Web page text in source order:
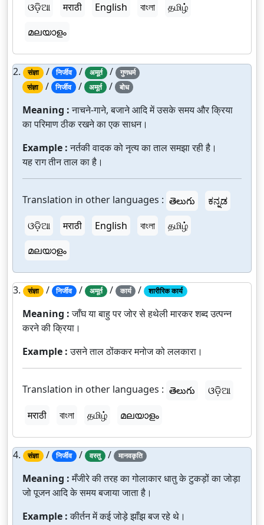
ଓଡ଼ିଆ
मराठी English বাংলা
தமிழ்
മലയാളം
2. संज्ञा / निर्जीव / अमूर्त /
गुणधर्म
संज्ञा / निर्जीव / अमूर्त / बोध
Meaning :नाचने-गाने, बजाने आदि में उसके समय और क्रिया
का परिमाण ठीक रखने का एक साधन।
Example :नर्तकी वादक को नृत्य का ताल समझा रही है।
यह राग तीन ताल का है।
Translation in other languages : తెలుగు
ಕನ್ನಡ
ଓଡ଼ିଆ
मराठी English বাংলা
தமிழ்
മലയാളം
3. संज्ञा / निर्जीव / अमूर्त / कार्य / शारीरिक कार्य
Meaning :जाँघ या बाहु पर जोर से हथेली मारकर शब्द उत्पन्न
करने की क्रिया।
Example :उसने ताल ठोंककर मनोज को ललकारा।
Translation in other languages : తెలుగు
ଓଡ଼ିଆ
मराठी
বাংলা தமிழ் മലയാളം
4. संज्ञा / निर्जीव / वस्तु / मानवकृति
Meaning :मँजीरे की तरह का गोलाकार धातु के टुकड़ों का जोड़ा
जो पूजन आदि के समय बजाया जाता है।
Example :कीर्तन में कई जोड़े झाँझ बज रहे थे।